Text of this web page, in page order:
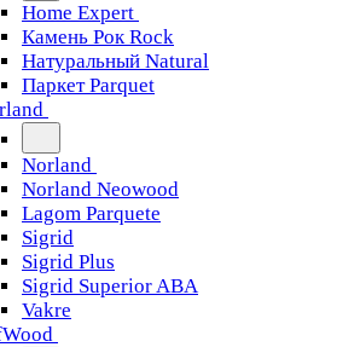
Home Expert
Камень Рок Rock
Натуральный Natural
Паркет Parquet
Norland
Norland Neowood
Lagom Parquete
Sigrid
Sigrid Plus
Sigrid Superior ABA
Vakre